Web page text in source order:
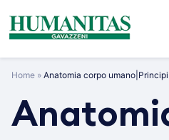
content
Home » Anatomia corpo